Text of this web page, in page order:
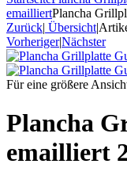
emailliertPlancha
Zurück| Übersicht|
Vorheriger|Nächster
Für eine größere
Plancha
emailliert